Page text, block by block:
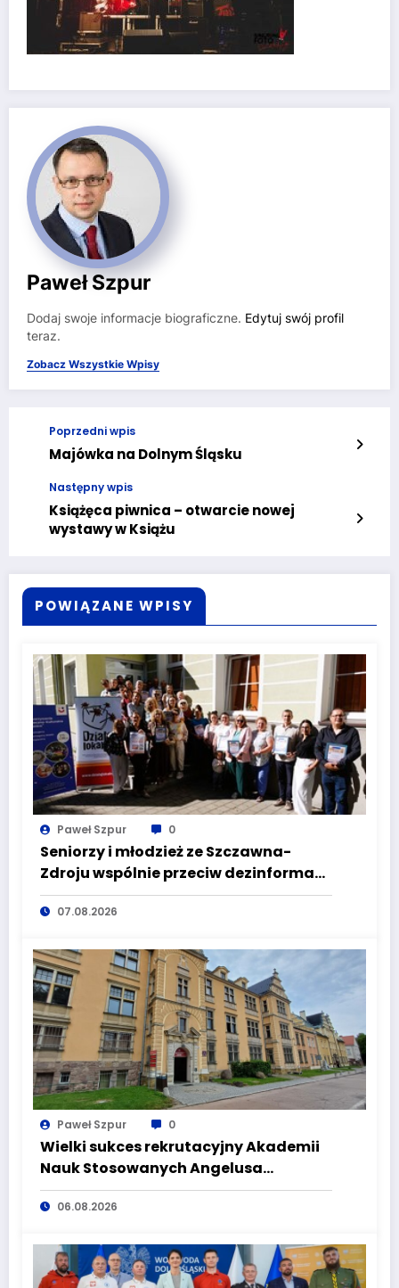
Paweł Szpur
Dodaj swoje informacje biograficzne. Edytuj swój profil
teraz.
Zobacz Wszystkie Wpisy
Poprzedni wpis
Majówka na Dolnym Śląsku
Następny wpis
Książęca piwnica – otwarcie nowej
wystawy w Książu
POWIĄZANE WPISY
Paweł Szpur 0
Seniorzy i młodzież ze Szczawna-
Zdroju wspólnie przeciw dezinformacji
i manipulacji
07.08.2026
Paweł Szpur 0
Wielki sukces rekrutacyjny Akademii
Nauk Stosowanych Angelusa
Silesiusa! Uczelnia bije rekordy, ale Ty
wciąż masz szansę – weź udział w II
06.08.2026